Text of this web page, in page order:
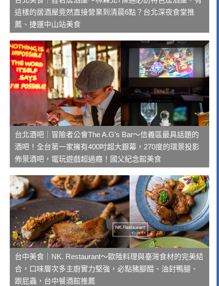
這樣的居酒屋竟然直接營業到清晨6點？台北深夜食堂推
薦、捷運中山站美食
台北酒吧｜冒險者公會The A.G’s Bar～信義區最具話題的
酒吧！全台第一家擁有400吋超大銀幕，270度的環景投影
佈景酒吧，電玩遊戲超過癮！國父紀念館美食
台中美食｜NK. Restaurant～歐陸料理與臺灣食材的完美結
合，口味層次多主廚實力堅強，必點豬腳醋、油封鴨腿、
跟屁蟲，台中餐酒館推薦